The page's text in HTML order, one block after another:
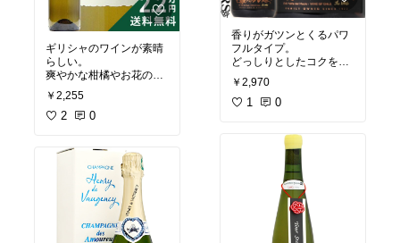
ギリシャのワインが素晴
らしい。
爽やかな柑橘やお花のよ
うな香りがあって
ほどよく辛口。夏に冷や
して飲みたい。
#ワイン派
#ワイン
￥2,255
2 0
香りがガツンとくるパワ
フルタイプ。
どっしりとしたコクを感
じる木樽熟成白。
果実味もしっかり、パワ
ータイプ。
#ワイン派
￥2,970
1 0